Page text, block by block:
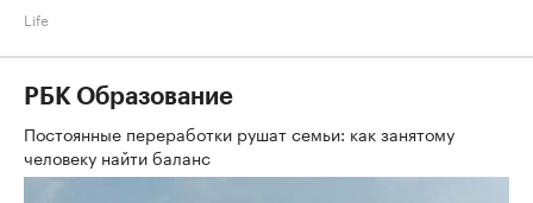
Life
РБК Образование
Постоянные переработки рушат семьи: как занятому
человеку найти баланс